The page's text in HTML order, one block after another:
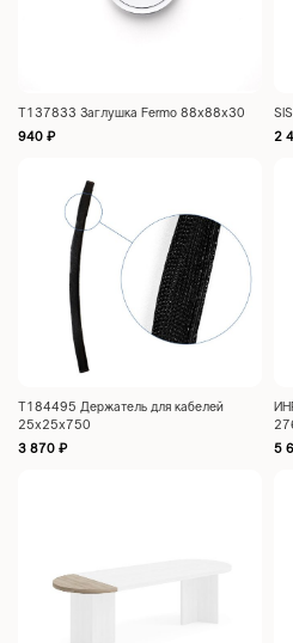
Т137833 Заглушка Fermo 88x88x30
940 ₽
2
Т184495 Держатель для кабелей
25x25x750
3 870 ₽
5